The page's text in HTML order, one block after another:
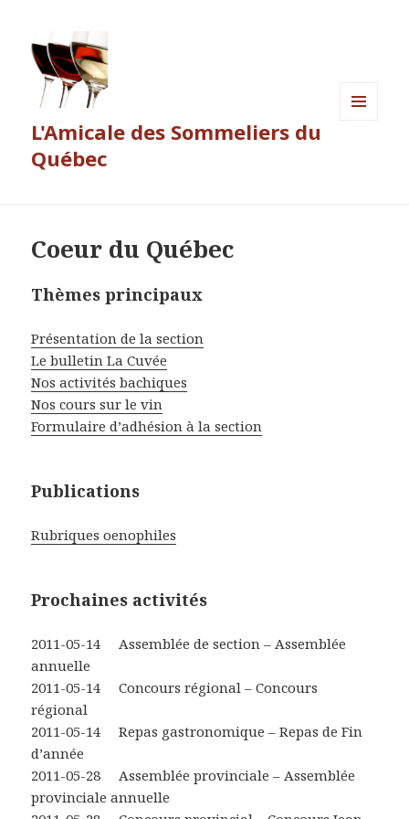
L'Amicale des Sommeliers du
Québec
Coeur du Québec
Thèmes principaux
Présentation de la section
Le bulletin La Cuvée
Nos activités bachiques
Nos cours sur le vin
Formulaire d’adhésion à la section
Publications
Rubriques oenophiles
Prochaines activités
2011-05-14 Assemblée de section – Assemblée
annuelle
2011-05-14 Concours régional – Concours
régional
2011-05-14 Repas gastronomique – Repas de Fin
d’année
2011-05-28 Assemblée provinciale – Assemblée
provinciale annuelle